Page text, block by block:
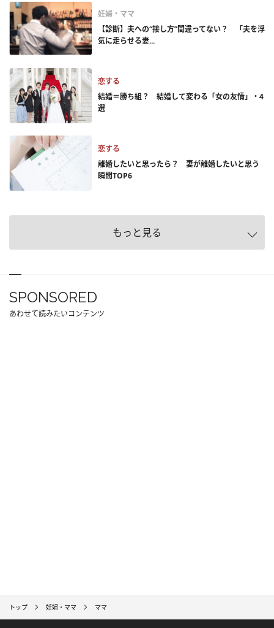
妊婦・ママ
【診断】夫への“接し方”間違ってない？ 「夫を浮
気に走らせる妻...
恋する
結婚＝勝ち組？ 結婚して変わる「女の友情」・4
選
恋する
離婚したいと思ったら？ 妻が離婚したいと思う
瞬間TOP6
もっと見る
SPONSORED
あわせて読みたいコンテンツ
トップ 妊婦・ママ ママ